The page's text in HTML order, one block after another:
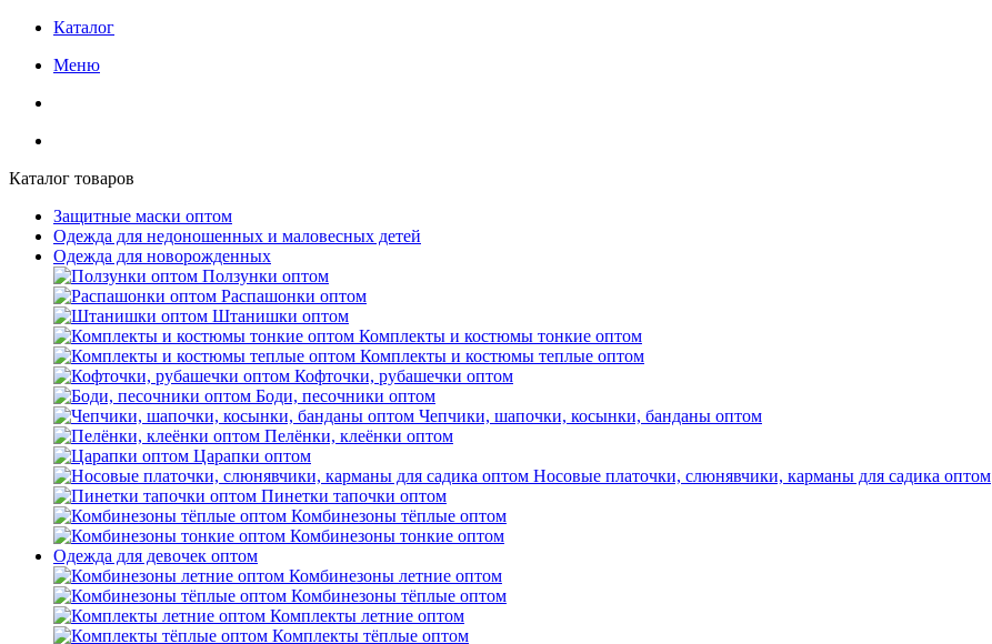
Каталог
Меню
Каталог товаров
Защитные маски оптом
Одежда для недоношенных и маловесных детей
Одежда для новорожденных
Ползунки оптом
Распашонки оптом
Штанишки оптом
Комплекты и костюмы тонкие оптом
Комплекты и костюмы теплые оптом
Кофточки, рубашечки оптом
Боди, песочники оптом
Чепчики, шапочки, косынки, банданы оптом
Пелёнки, клеёнки оптом
Царапки оптом
Носовые платочки, слюнявчики, карманы для садика оптом
Пинетки тапочки оптом
Комбинезоны тёплые оптом
Комбинезоны тонкие оптом
Одежда для девочек оптом
Комбинезоны летние оптом
Комбинезоны тёплые оптом
Комплекты летние оптом
Комплекты тёплые оптом